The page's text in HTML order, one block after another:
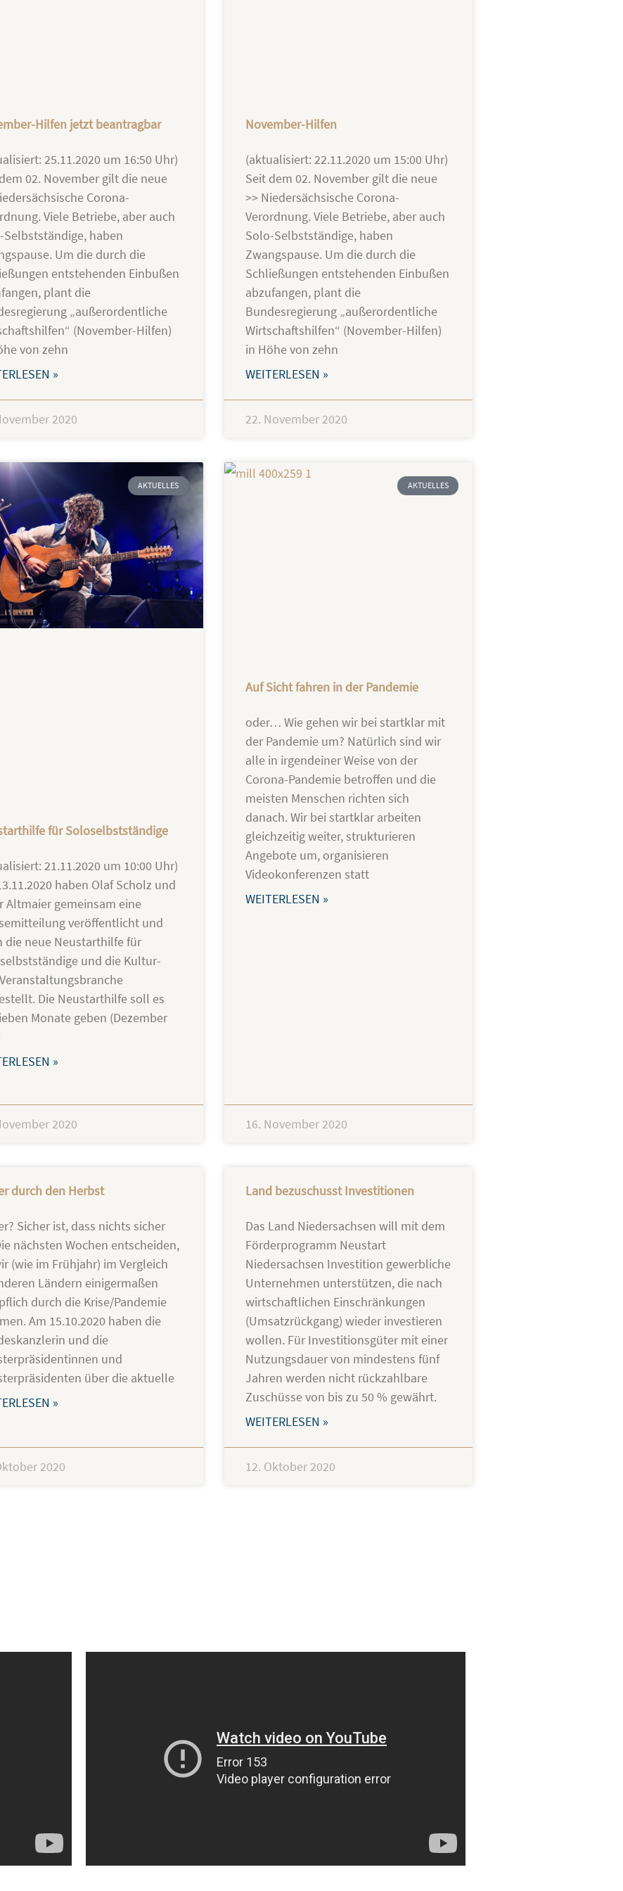
Hilfen jetzt beantragbar
25.11.2020 um 16:50 Uhr)
02. November gilt die neue
Corona-
Viele Betriebe, aber auch
Selbstständige, haben
Um die durch die
entstehenden Einbußen
plant die
„außerordentliche
(November-Hilfen)
von zehn
»
2020
November-Hilfen
(aktualisiert: 22.11.2020 um 15:00 Uhr)
Seit dem 02. November gilt die neue
>> Niedersächsische Corona-
Verordnung. Viele Betriebe, aber auch
Solo-Selbstständige, haben
Zwangspause. Um die durch die
Schließungen entstehenden Einbußen
abzufangen, plant die
Bundesregierung „außerordentliche
Wirtschaftshilfen“ (November-Hilfen)
in Höhe von zehn
WEITERLESEN »
22. November 2020
AKTUELLES
für Soloselbstständige
21.11.2020 um 10:00 Uhr)
haben Olaf Scholz und
Altmaier gemeinsam eine
veröffentlicht und
die neue Neustarthilfe für
und die Kultur-
Die Neustarthilfe soll es
Monate geben (Dezember
»
2020
AKTUELLES
Auf Sicht fahren in der Pandemie
oder… Wie gehen wir bei startklar mit
der Pandemie um? Natürlich sind wir
alle in irgendeiner Weise von der
Corona-Pandemie betroffen und die
meisten Menschen richten sich
danach. Wir bei startklar arbeiten
gleichzeitig weiter, strukturieren
Angebote um, organisieren
Videokonferenzen statt
WEITERLESEN »
16. November 2020
durch den Herbst
Sicher ist, dass nichts sicher
nächsten Wochen entscheiden,
(wie im Frühjahr) im Vergleich
Ländern einigermaßen
durch die Krise/Pandemie
Am 15.10.2020 haben die
und die
und
über die aktuelle
»
2020
Land bezuschusst Investitionen
Das Land Niedersachsen will mit dem
Förderprogramm Neustart
Niedersachsen Investition gewerbliche
Unternehmen unterstützen, die nach
wirtschaftlichen Einschränkungen
(Umsatzrückgang) wieder investieren
wollen. Für Investitionsgüter mit einer
Nutzungsdauer von mindestens fünf
Jahren werden nicht rückzahlbare
Zuschüsse von bis zu 50 % gewährt.
WEITERLESEN »
12. Oktober 2020